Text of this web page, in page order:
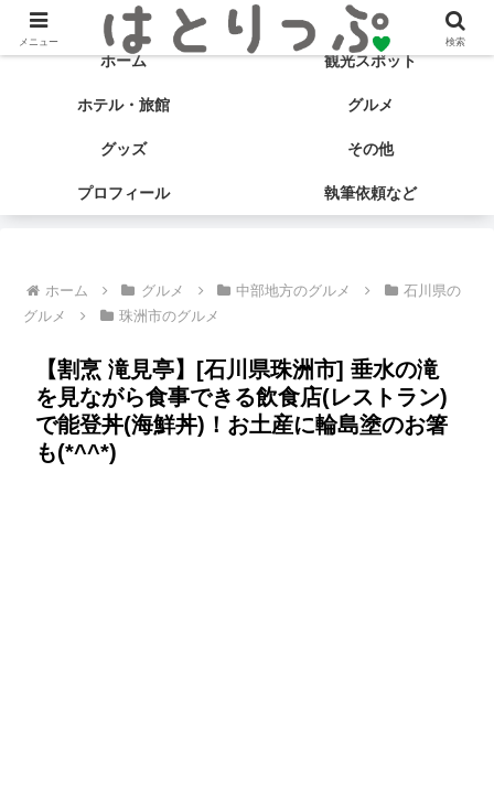
旅する食いしん坊♡ はとサブ子の国内旅行＆グルメブログ
ホーム 観光スポット
ホテル・旅館 グルメ
グッズ その他
プロフィール 執筆依頼など
ホーム グルメ 中部地方のグルメ
石川県の
グルメ
珠洲市のグルメ
【割烹 滝見亭】[石川県珠洲市] 垂水の滝
を見ながら食事できる飲食店(レストラン)
で能登丼(海鮮丼)！お土産に輪島塗のお箸
も(*^^*)
メニュー 検索